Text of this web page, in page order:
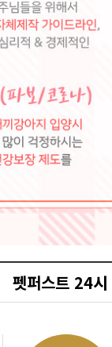
펫퍼스트 24시